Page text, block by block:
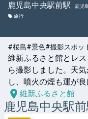
鹿児島中央駅前駅
鹿児
旅行
#桜島#景色#撮影スポッ
維新ふるさと館とレ
ら撮影しました。天
し、噴火の煙も運が
維新ふるさと館
鹿児島中央駅前